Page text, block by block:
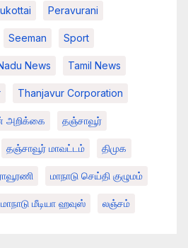
Peravurani
Seeman Sport
News Tamil News
Thanjavur Corporation
அறிக்கை தஞ்சாவூர்
தஞ்சாவூர் மாவட்டம் திமுக
மாநாடு செய்தி குழுமம்
மாநாடு மீடியா ஹவுஸ் லஞ்சம்